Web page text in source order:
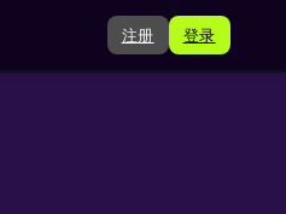
注册 登录